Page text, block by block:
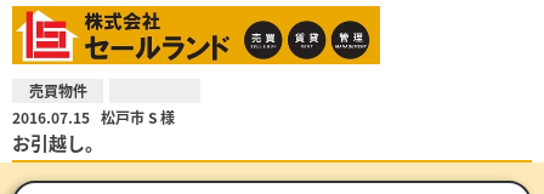
売買物件
2016.07.15 松戸市 S 様
お引越し。